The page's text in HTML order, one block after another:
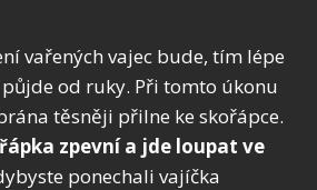
vařených vajec bude, tím lépe
od ruky. Při tomto úkonu
těsněji přilne ke skořápce.
zpevní a jde loupat ve
ponechali vajíčka